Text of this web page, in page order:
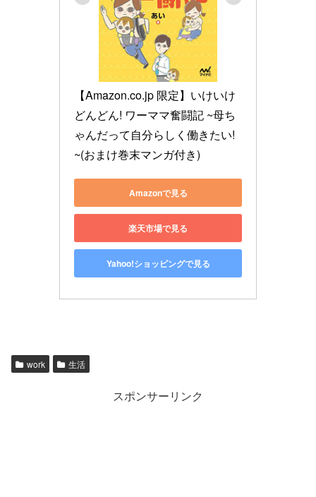
【Amazon.co.jp 限定】いけいけ
どんどん! ワーママ奮闘記 ~母ち
ゃんだって自分らしく働きたい!
~(おまけ巻末マンガ付き)
Amazonで見る
楽天市場で見る
Yahoo!ショッピングで見る
work 生活
スポンサーリンク